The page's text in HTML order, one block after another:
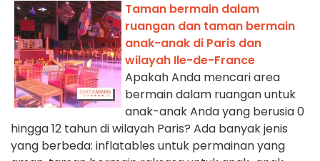
Taman bermain dalam
ruangan dan taman bermain
anak-anak di Paris dan
wilayah Ile-de-France
Apakah Anda mencari area
bermain dalam ruangan untuk
anak-anak Anda yang berusia 0
hingga 12 tahun di wilayah Paris? Ada banyak jenis
yang berbeda: inflatables untuk permainan yang